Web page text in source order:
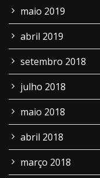
maio 2019
abril 2019
setembro 2018
julho 2018
maio 2018
abril 2018
março 2018